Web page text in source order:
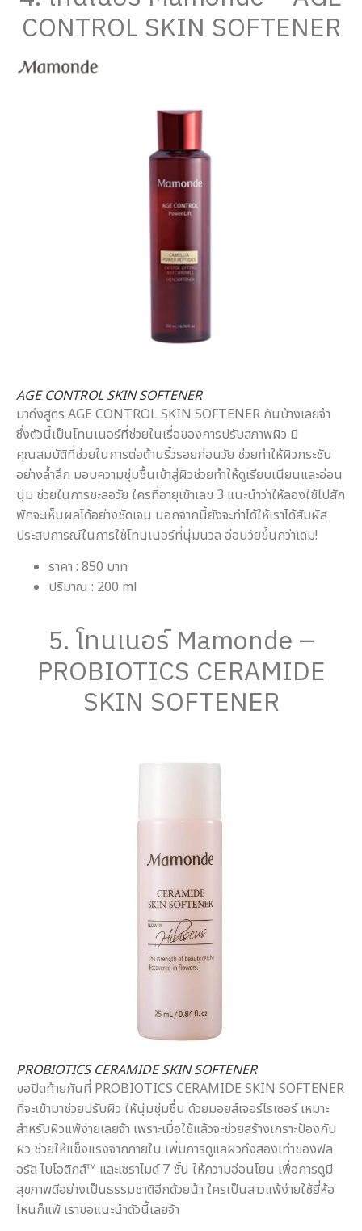
CONTROL SKIN SOFTENER
AGE CONTROL SKIN SOFTENER
มาถึงสูตร AGE CONTROL SKIN SOFTENER กันบ้างเลยจ้า
ซึ่งตัวนี้เป็นโทนเนอร์ที่ช่วยในเรื่อของการปรับสภาพผิว มี
คุณสมบัติที่ช่วยในการต่อต้านริ้วรอยก่อนวัย ช่วยทำให้ผิวกระชับ
อย่างล้ำลึก มอบความชุ่มชื้นเข้าสู่ผิวช่วยทำให้ดูเรียบเนียนและอ่อน
นุ่ม ช่วยในการชะลอวัย ใครที่อายุเข้าเลข 3 แนะนำว่าให้ลองใช้ไปสัก
พักจะเห็นผลได้อย่างชัดเจน นอกจากนี้ยังจะทำได้ให้เราได้สัมผัส
ประสบการณ์ในการใช้โทนเนอร์ที่นุ่มนวล อ่อนวัยขึ้นกว่าเดิม!
ราคา : 850 บาท
ปริมาณ : 200 ml
5. โทนเนอร์ Mamonde –
PROBIOTICS CERAMIDE
SKIN SOFTENER
PROBIOTICS CERAMIDE SKIN SOFTENER
ขอปิดท้ายกันที่ PROBIOTICS CERAMIDE SKIN SOFTENER
ที่จะเข้ามาช่วยปรับผิว ให้นุ่มชุ่มชื่น ด้วยมอยส์เจอร์ไรเซอร์ เหมาะ
สำหรับผิวแพ้ง่ายเลยจ้า เพราะเมื่อใช้แล้วจะช่วยสร้างเกราะป้องกัน
ผิว ช่วยให้แข็งแรงจากภายใน เพิ่มการดูแลผิวถึงสองเท่าของฟล
อรัล ไบโอติกส์™ และเซราไมด์ 7 ชั้น ให้ความอ่อนโยน เพื่อการดูมี
สุขภาพดีอย่างเป็นธรรมชาติอีกด้วยน้า ใครเป็นสาวแพ้ง่ายใช้ยี่ห้อ
ไหนก็แพ้ เราขอแนะนำตัวนี้เลยจ้า